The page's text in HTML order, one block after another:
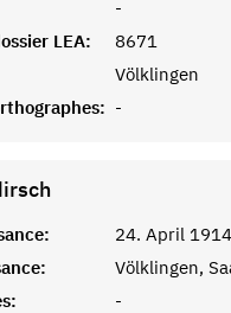
-
LEA:
8671
Völklingen
-
24. April 1914
Völklingen,
-